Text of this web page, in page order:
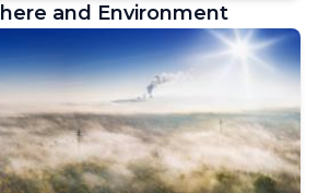
and Environment